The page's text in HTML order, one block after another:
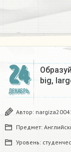
24
ДЕКАБРЬ
big,
Автор:
Предмет:
Уровень: